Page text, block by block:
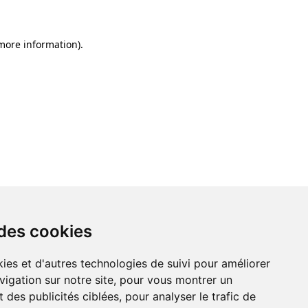
cookies
et d'autres technologies de suivi pour améliorer
sur notre site, pour vous montrer un
des publicités ciblées, pour analyser le trafic de
information).